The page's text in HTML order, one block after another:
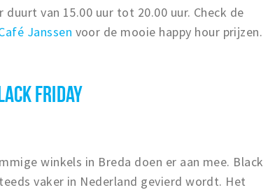
van 15.00 uur tot 20.00 uur. Check de
Janssen voor de mooie happy hour prijzen.
FRIDAY
winkels in Breda doen er aan mee. Black
vaker in Nederland gevierd wordt. Het